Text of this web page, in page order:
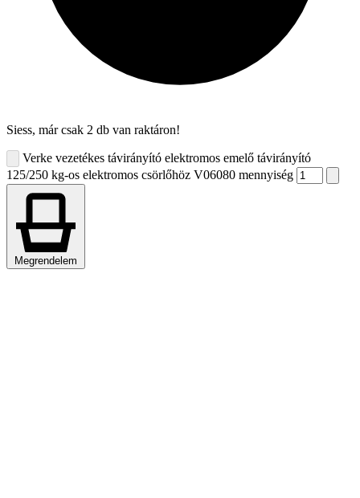
Siess, már csak 2 db van raktáron!
Verke vezetékes távirányító elektromos emelő távirányító
125/250 kg-os elektromos csörlőhöz V06080 mennyiség
Megrendelem